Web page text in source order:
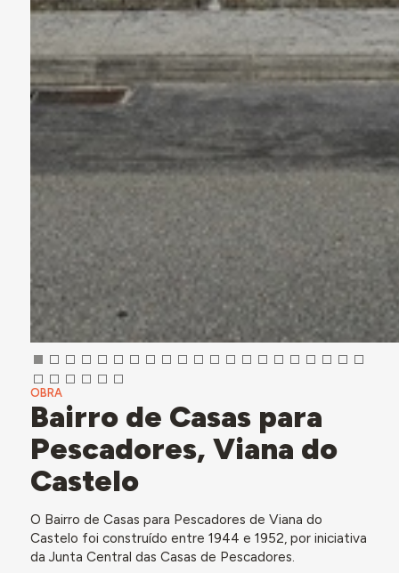
OBRA
Bairro de Casas para
Pescadores, Viana do
Castelo
O Bairro de Casas para Pescadores de Viana do
Castelo foi construído entre 1944 e 1952, por iniciativa
da Junta Central das Casas de Pescadores.